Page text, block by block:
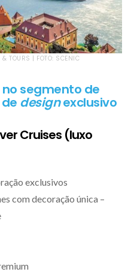
TOURS | FOTO: SCENIC
segmento de
designexclusivo
Cruises (luxo
exclusivos
com decoração única –